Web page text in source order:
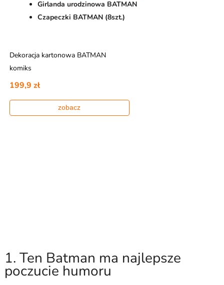
Girlanda urodzinowa BATMAN
Czapeczki BATMAN (8szt.)
Dekoracja kartonowa BATMAN
komiks
199,9 zł
zobacz
1. Ten Batman ma najlepsze
poczucie humoru